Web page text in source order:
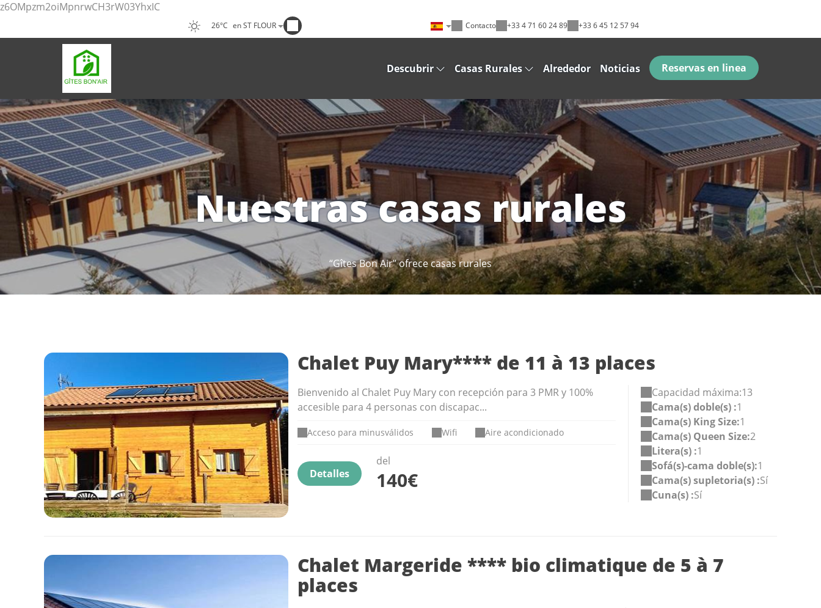
z6OMpzm2oiMpnrwCH3rW03YhxIC
26°C en ST FLOUR Contacto +33 4 71 60 24 89 +33 6 45 12 57 94
Descubrir Casas Rurales Alrededor Noticias Reservas en linea
Nuestras casas rurales
“Gîtes Bon Air” ofrece casas rurales
Chalet Puy Mary**** de 11 à 13 places
Capacidad máxima:13
Cama(s) doble(s) :1
Cama(s) King Size:1
Cama(s) Queen Size:2
Litera(s) :1
Sofá(s)-cama doble(s):1
Cama(s) supletoria(s) :Sí
Cuna(s) :Sí
Bienvenido al Chalet Puy Mary con recepción para 3 PMR y 100%
accesible para 4 personas con discapac...
Acceso para minusválidos Wifi Aire acondicionado
Detalles
del
140€
Chalet Margeride **** bio climatique de 5 à 7
places